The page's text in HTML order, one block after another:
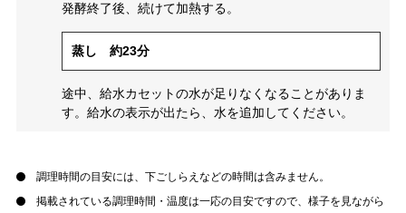
発酵終了後、続けて加熱する。
蒸し 約23分
途中、給水カセットの水が足りなくなることがありま
す。給水の表示が出たら、水を追加してください。
調理時間の目安には、下ごしらえなどの時間は含みません。
掲載されている調理時間・温度は一応の目安ですので、様子を見ながら